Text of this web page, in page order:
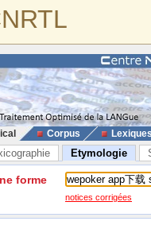
Corpus
Etymologie
forme
notices corrigées